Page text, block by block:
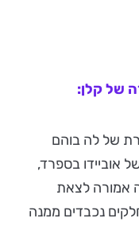
של קלן:
של לה בוהם
אוביידו בספרד,
אמורה לצאת
נכבדים ממנה